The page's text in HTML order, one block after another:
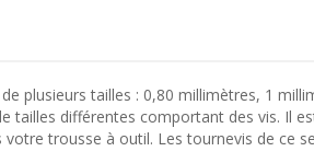
plusieurs tailles : 0,80 millimètres, 1
différentes comportant des vis. Il
trousse à outil. Les tournevis de ce